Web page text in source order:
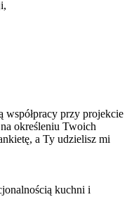
współpracy przy projekcie
określeniu Twoich
a Ty udzielisz mi
kuchni i